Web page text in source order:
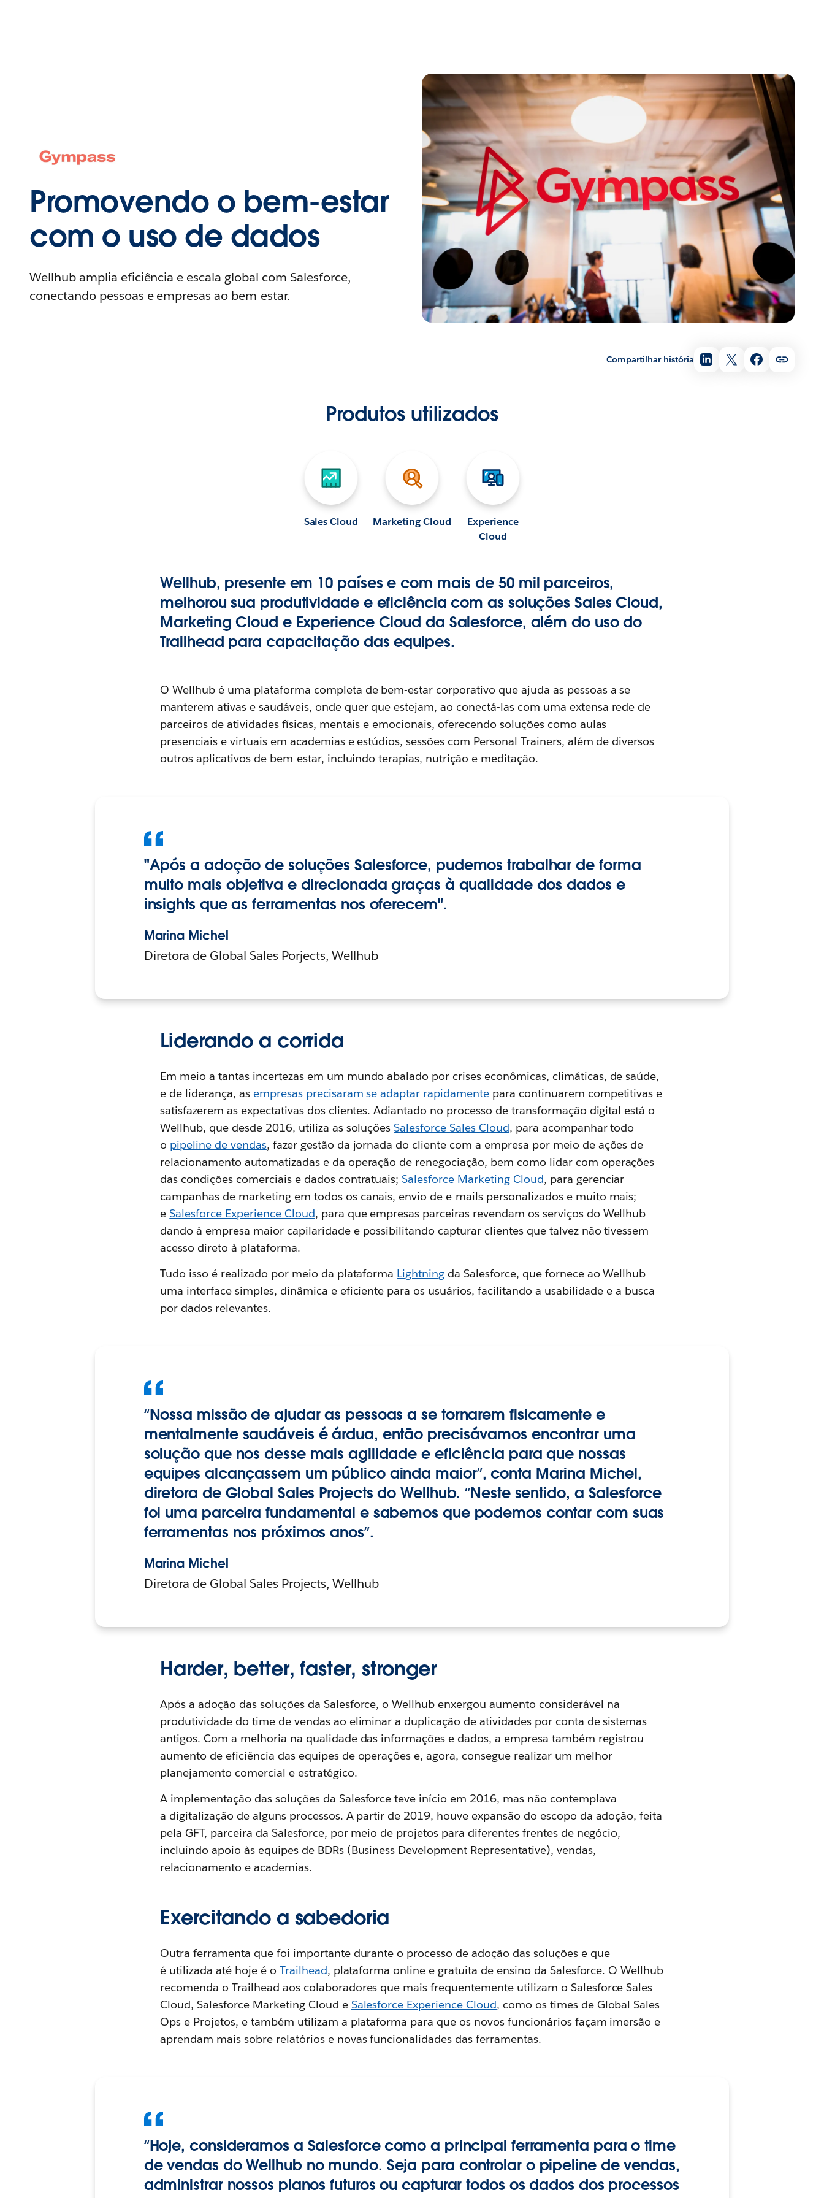
Compartilhar história
Promovendo o bem-estar
com o uso de dados
Wellhub amplia eficiência e escala global com Salesforce,
conectando pessoas e empresas ao bem-estar.
Produtos utilizados
Sales Cloud Marketing Cloud
Experience
Cloud
Wellhub, presente em 10 países e com mais de 50 mil parceiros,
melhorou sua produtividade e eficiência com as soluções Sales Cloud,
Marketing Cloud e Experience Cloud da Salesforce, além do uso do
Trailhead para capacitação das equipes.
O Wellhub é uma plataforma completa de bem-estar corporativo que ajuda as pessoas a se
manterem ativas e saudáveis, onde quer que estejam, ao conectá-las com uma extensa rede de
parceiros de atividades físicas, mentais e emocionais, oferecendo soluções como aulas
presenciais e virtuais em academias e estúdios, sessões com Personal Trainers, além de diversos
outros aplicativos de bem-estar, incluindo terapias, nutrição e meditação.
"Após a adoção de soluções Salesforce, pudemos trabalhar de forma
muito mais objetiva e direcionada graças à qualidade dos dados e
insights que as ferramentas nos oferecem".
Marina Michel
Diretora de Global Sales Porjects, Wellhub
Liderando a corrida
Em meio a tantas incertezas em um mundo abalado por crises econômicas, climáticas, de saúde,
e de liderança, as empresas precisaram se adaptar rapidamente para continuarem competitivas e
satisfazerem as expectativas dos clientes. Adiantado no processo de transformação digital está o
Wellhub, que desde 2016, utiliza as soluçõesSalesforce Sales Cloud, para acompanhar todo
o pipeline de vendas, fazer gestão da jornada do cliente com a empresa por meio de ações de
relacionamento automatizadas e da operação de renegociação, bem como lidar com operações
das condições comerciais e dados contratuais;Salesforce Marketing Cloud, para gerenciar
campanhas de marketing em todos os canais, envio de e-mails personalizados e muito mais;
eSalesforce Experience Cloud, para que empresas parceiras revendam os serviços do Wellhub
dando à empresa maior capilaridade e possibilitando capturar clientes que talvez não tivessem
acesso direto à plataforma.
Tudo isso é realizado por meio da plataforma Lightning da Salesforce, que fornece ao Wellhub
uma interface simples, dinâmica e eficiente para os usuários, facilitando a usabilidade e a busca
por dados relevantes.
“Nossa missão de ajudar as pessoas a se tornarem fisicamente e
mentalmente saudáveis é árdua, então precisávamos encontrar uma
solução que nos desse mais agilidade e eficiência para que nossas
equipes alcançassem um público ainda maior”, conta Marina Michel,
diretora de Global Sales Projects do Wellhub. “Neste sentido, a Salesforce
foi uma parceira fundamental e sabemos que podemos contar com suas
ferramentas nos próximos anos”.
Marina Michel
Diretora de Global Sales Projects, Wellhub
Harder, better, faster, stronger
Após a adoção das soluções da Salesforce, o Wellhub enxergou aumento considerável na
produtividade do time de vendas ao eliminar a duplicação de atividades por conta de sistemas
antigos. Com a melhoria na qualidade das informações e dados, a empresa também registrou
aumento de eficiência das equipes de operações e, agora, consegue realizar um melhor
planejamento comercial e estratégico.
A implementação das soluções da Salesforce teve início em 2016, mas não contemplava
a digitalização de alguns processos. A partir de 2019, houve expansão do escopo da adoção, feita
pela GFT, parceira da Salesforce, por meio de projetos para diferentes frentes de negócio,
incluindo apoio às equipes de BDRs (Business Development Representative), vendas,
relacionamento e academias.
Exercitando a sabedoria
Outra ferramenta que foi importante durante o processo de adoção das soluções e que
é utilizada até hoje é o Trailhead, plataforma online e gratuita de ensino da Salesforce. O Wellhub
recomenda o Trailhead aos colaboradores que mais frequentemente utilizam o Salesforce Sales
Cloud, Salesforce Marketing Cloud e Salesforce Experience Cloud, como os times de Global Sales
Ops e Projetos, e também utilizam a plataforma para que os novos funcionários façam imersão e
aprendam mais sobre relatórios e novas funcionalidades das ferramentas.
“Hoje, consideramos a Salesforce como a principal ferramenta para o time
de vendas do Wellhub no mundo. Seja para controlar o pipeline de vendas,
administrar nossos planos futuros ou capturar todos os dados dos processos